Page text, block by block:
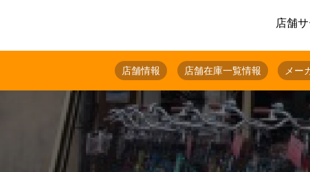
店舗
店舗情報 店舗在庫一覧情報 メー